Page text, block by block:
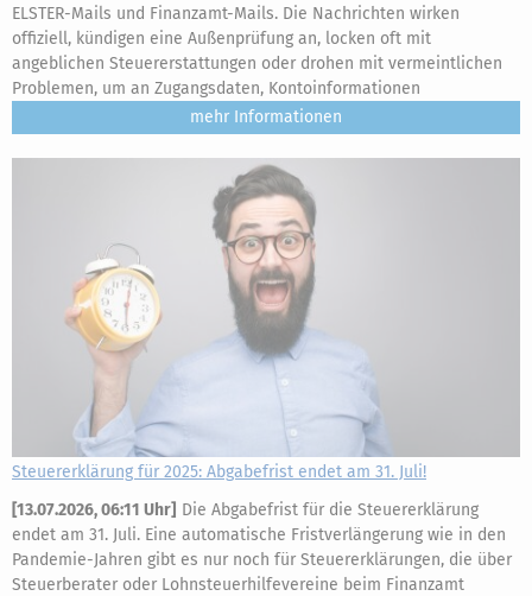
ELSTER-Mails und Finanzamt-Mails. Die Nachrichten wirken
offiziell, kündigen eine Außenprüfung an, locken oft mit
angeblichen Steuererstattungen oder drohen mit vermeintlichen
Problemen, um an Zugangsdaten, Kontoinformationen
mehr
Steuererklärung für 2025: Abgabefrist endet am 31. Juli!
[13.07.2026, 06:11 Uhr] Die Abgabefrist für die Steuererklärung
endet am 31. Juli. Eine automatische Fristverlängerung wie in den
Pandemie-Jahren gibt es nur noch für Steuererklärungen, die über
Steuerberater oder Lohnsteuerhilfevereine beim Finanzamt